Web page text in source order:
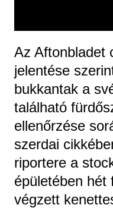
Az Aftonbladet
jelentése
bukkantak a
található
ellenőrzése
szerdai
riportere a
épületében hét
végzett